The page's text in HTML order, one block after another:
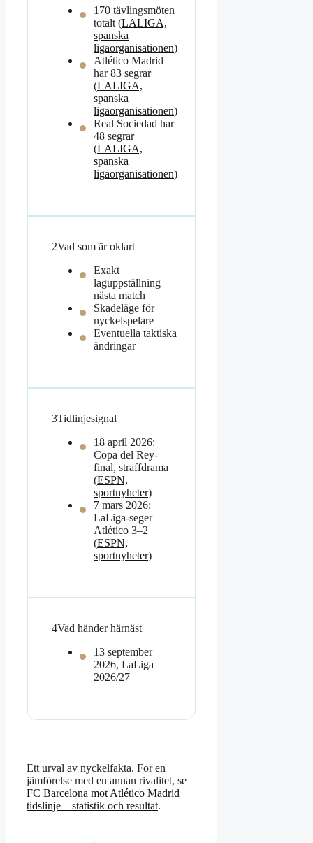
170 tävlingsmöten
totalt (LALIGA,
spanska
ligaorganisationen)
Atlético Madrid
har 83 segrar
(LALIGA,
spanska
ligaorganisationen)
Real Sociedad har
48 segrar
(LALIGA,
spanska
ligaorganisationen)
2Vad som är oklart
Exakt
laguppställning
nästa match
Skadeläge för
nyckelspelare
Eventuella taktiska
ändringar
3Tidlinjesignal
18 april 2026:
Copa del Rey-
final, straffdrama
(ESPN,
sportnyheter)
7 mars 2026:
LaLiga-seger
Atlético 3–2
(ESPN,
sportnyheter)
4Vad händer härnäst
13 september
2026, LaLiga
2026/27
Ett urval av nyckelfakta. För en
jämförelse med en annan rivalitet, se
FC Barcelona mot Atlético Madrid
tidslinje – statistik och resultat.